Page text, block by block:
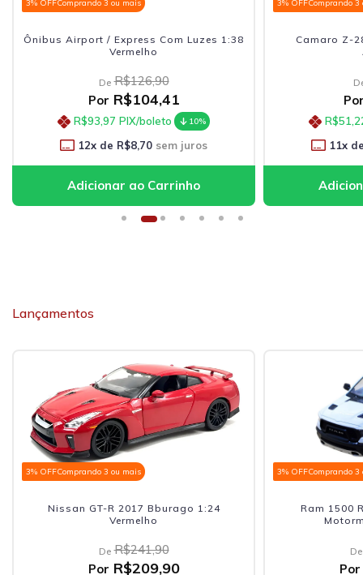
3% OFFComprando 3 ou mais
Ônibus Airport / Express Com Luzes 1:38
Vermelho
De R$126,90
Por R$104,41
R$93,97 PIX/boleto 10%
12x de R$8,70 sem juros
3% OFFComprando 3
Camaro Z-
11x
Lançamentos
3% OFFComprando 3 ou mais
Nissan GT-R 2017 Bburago 1:24
Vermelho
De R$241,90
Por R$209,90
3% OFFComprando 3
Ram 1500
De
Por